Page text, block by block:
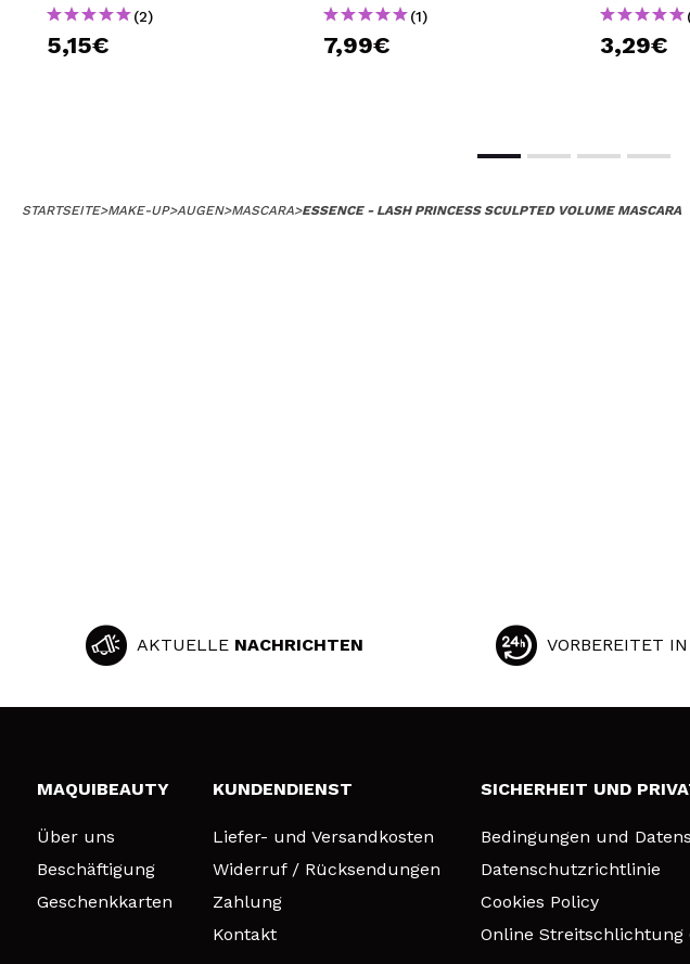
(2)
5,15€
(1)
7,99€ 3,29€
STARTSEITE>MAKE-UP>AUGEN>MASCARA>ESSENCE - LASH PRINCESS SCULPTED VOLUME MASCARA
AKTUELLE NACHRICHTEN VORBEREITET IN
MAQUIBEAUTY
Über uns
Beschäftigung
Geschenkkarten
KUNDENDIENST
Liefer- und Versandkosten
Widerruf / Rücksendungen
Zahlung
Kontakt
SICHERHEIT UND
Bedingungen und
Datenschutzrichtlinie
Cookies Policy
Online Streitschlichtung